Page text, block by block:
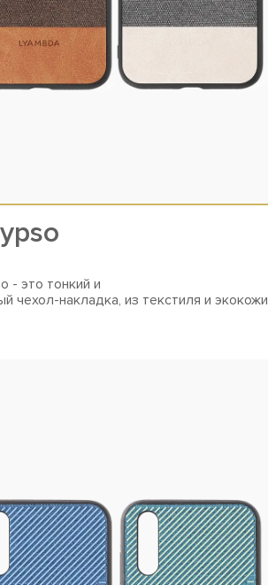
- это тонкий и
чехол-накладка, из текстиля и экокожи